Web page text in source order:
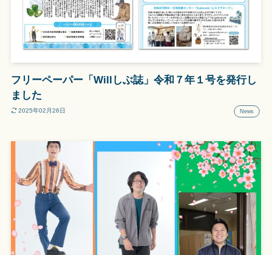
フリーペーパー「Willしぶ誌」令和７年１号を発行し
ました
2025年02月26日 News